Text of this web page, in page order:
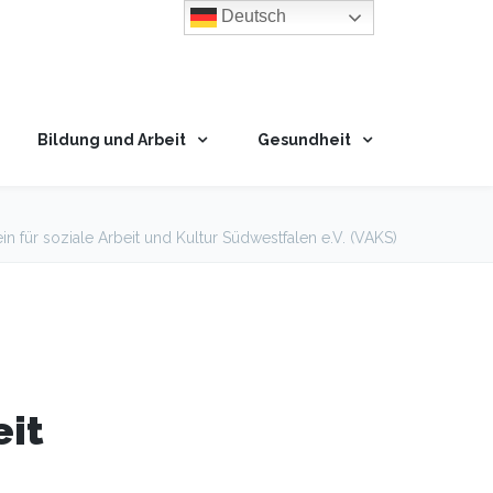
Bildung und Arbeit Gesundheit
für soziale Arbeit und Kultur Südwestfalen e.V. (VAKS)
Deutsch